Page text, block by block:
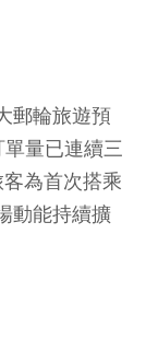
郵輪旅遊預
量已連續三
為首次搭乘
動能持續擴